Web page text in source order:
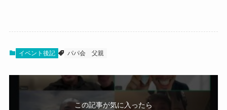
イベント後記 パパ会 父親
この記事が気に入ったら